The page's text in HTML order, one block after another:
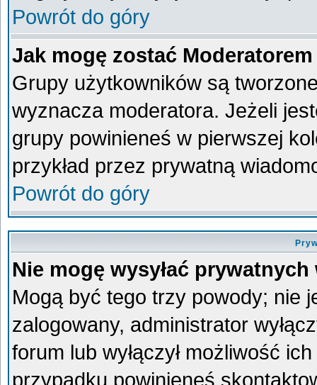
Powrót do góry
Jak mogę zostać
Grupy użytkowników są
wyznacza moderatora. Jeżeli
grupy powinieneś w pierwszej
przykład przez prywatną
Powrót do góry
Nie mogę wysyłać
Mogą być tego trzy powody; nie
zalogowany, administrator
forum lub wyłączył możliwość
przypadku powinieneś